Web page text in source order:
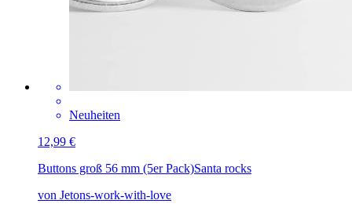
Neuheiten
12,99 €
Buttons groß 56 mm (5er Pack)Santa rocks
von Jetons-work-with-love